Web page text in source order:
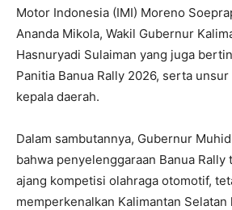
Motor Indonesia (IMI) Moreno
Ananda Mikola, Wakil Gubernur
Hasnuryadi Sulaiman yang juga
Panitia Banua Rally 2026, serta
kepala daerah.
Dalam sambutannya, Gubernur
bahwa penyelenggaraan Banua Rally
ajang kompetisi olahraga otomotif,
memperkenalkan Kalimantan Selatan